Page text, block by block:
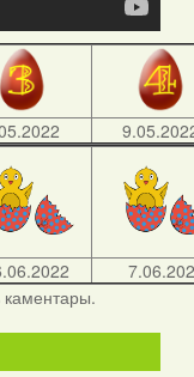
каментары.